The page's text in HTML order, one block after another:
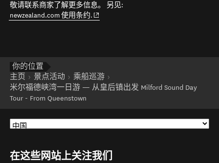
敬请联系商家了解更多信息。 另见:
newzealand.com 使用条约. (opens in new window)
你的位置
主页
景点活动
乘船巡游
米尔福德峡湾一日游 — 从皇后镇出发 Milford Sound Day
Tour - From Queenstown
在这些网站上关注我们